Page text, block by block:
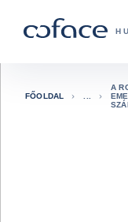
Vissza a főoldalra
FŐOLDAL
A